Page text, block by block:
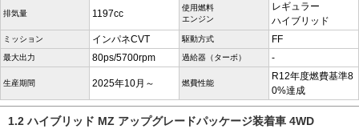
排気量 1197cc
使用燃料
エンジン
レギュラー
ハイブリッド
ミッション インパネCVT 駆動方式 FF
最大出力 80ps/5700rpm 過給器（ターボ） -
生産期間 2025年10月～ 燃費性能
R12年度燃費基準8
0%達成
1.2 ハイブリッド MZ アップグレードパッケージ装着車 4WD